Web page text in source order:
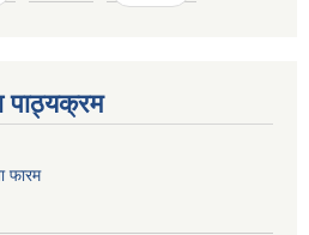
पाठ्यक्रम
फारम